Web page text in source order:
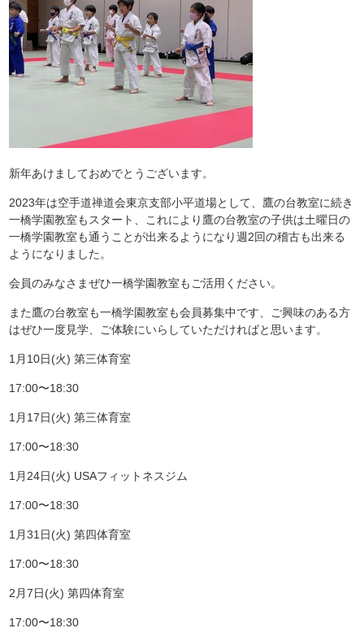
新年あけましておめでとうございます。
2023年は空手道禅道会東京支部小平道場として、鷹の台教室に続き
一橋学園教室もスタート、これにより鷹の台教室の子供は土曜日の
一橋学園教室も通うことが出来るようになり週2回の稽古も出来る
ようになりました。
会員のみなさまぜひ一橋学園教室もご活用ください。
また鷹の台教室も一橋学園教室も会員募集中です、ご興味のある方
はぜひ一度見学、ご体験にいらしていただければと思います。
1月 10日(火)第三体育室
17:00〜18:30
1月 17日(火)第三体育室
17:00〜18:30
1月24日(火) USAフィットネスジム
17:00〜18:30
1月31日(火)第四体育室
17:00〜18:30
2月7日(火)第四体育室
17:00〜18:30